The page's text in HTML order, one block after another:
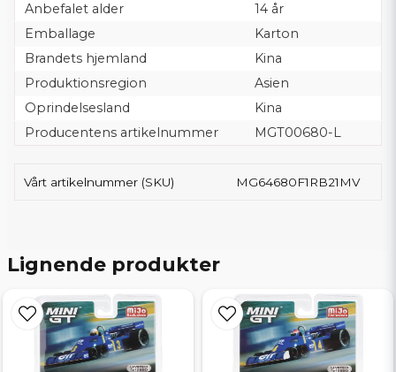
Anbefalet alder
14 år
Emballage
Karton
Brandets hjemland
Kina
Produktionsregion
Asien
Oprindelsesland
Kina
Producentens artikelnummer
MGT00680-L
Vårt artikelnummer (SKU) MG64680F1RB21MV
Lignende produkter